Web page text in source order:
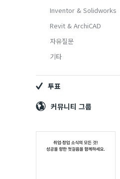
(CAD)
중
심
Inventor & Solidworks
Revit & ArchiCAD
자유질문
기타
투표
커뮤니티 그룹